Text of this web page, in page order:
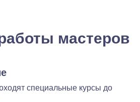
мастеров
специальные курсы до